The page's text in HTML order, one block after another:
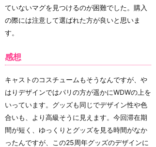
ていないマグを見つけるのが困難でした。購入
の際には注意して選ばれた方が良いと思いま
す。
感想
キャストのコスチュームもそうなんですが、や
はりデザインではパリの方が遥かにWDWの上を
いっています。グッズも同じでデザイン性や色
合いも、より高級そうに見えます。今回滞在期
間が短く、ゆっくりとグッズを見る時間がなか
ったんですが、この25周年グッズのデザインに